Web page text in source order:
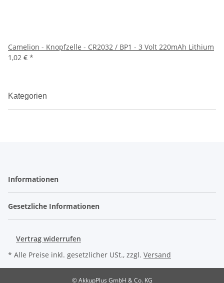
Camelion - Knopfzelle - CR2032 / BP1 - 3 Volt 220mAh Lithium
1,02 € *
Kategorien
Informationen
Gesetzliche Informationen
Vertrag widerrufen
* Alle Preise inkl. gesetzlicher USt., zzgl. Versand
© AkkupPlus GmbH & Co. KG